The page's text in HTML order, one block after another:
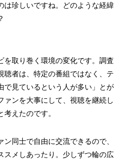
は珍しいですね。どのような経緯
を取り巻く環境の変化です。調査
聴者は、特定の番組ではなく、テ
で見ているという人が多い」とが
ァンを大事にして、視聴を継続し
えたのです。
同士で自由に交流できるので、
スメしあったり。少しずつ輪の広